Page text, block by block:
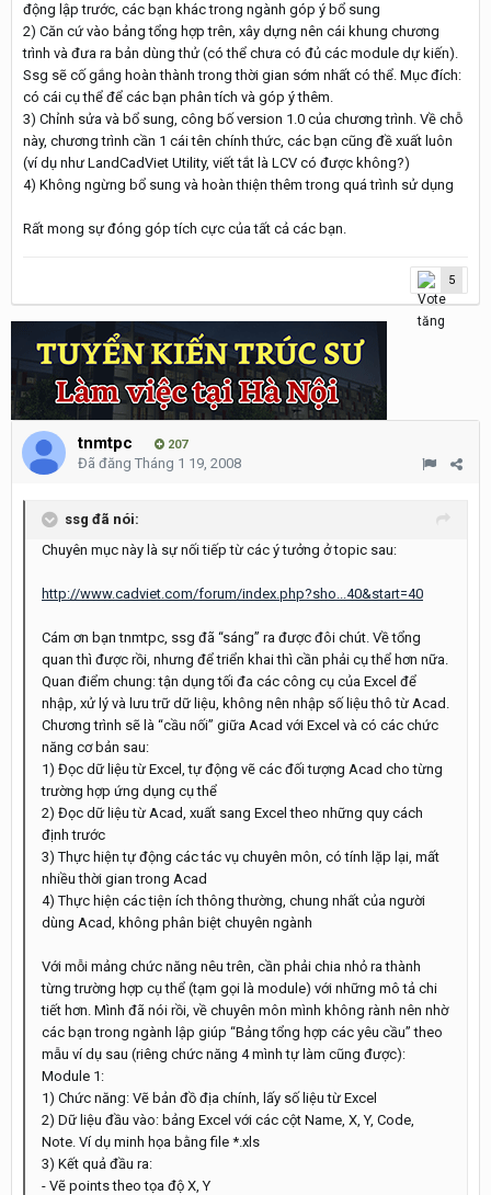
động lập trước, các bạn khác trong ngành góp ý bổ sung
2) Căn cứ vào bảng tổng hợp trên, xây dựng nên cái khung chương
trình và đưa ra bản dùng thử (có thể chưa có đủ các module dự kiến).
Ssg sẽ cố gắng hoàn thành trong thời gian sớm nhất có thể. Mục đích:
có cái cụ thể để các bạn phân tích và góp ý thêm.
3) Chỉnh sửa và bổ sung, công bố version 1.0 của chương trình. Về chỗ
này, chương trình cần 1 cái tên chính thức, các bạn cũng đề xuất luôn
(ví dụ như LandCadViet Utility, viết tắt là LCV có được không?)
4) Không ngừng bổ sung và hoàn thiện thêm trong quá trình sử dụng
Rất mong sự đóng góp tích cực của tất cả các bạn.
5
tnmtpc 207
Đã đăng Tháng 1 19, 2008
ssg đã nói:
Chuyên mục này là sự nối tiếp từ các ý tưởng ở topic sau:
http://www.cadviet.com/forum/index.php?sho...40&start=40
Cám ơn bạn tnmtpc, ssg đã “sáng” ra được đôi chút. Về tổng
quan thì được rồi, nhưng để triển khai thì cần phải cụ thể hơn nữa.
Quan điểm chung: tận dụng tối đa các công cụ của Excel để
nhập, xử lý và lưu trữ dữ liệu, không nên nhập số liệu thô từ Acad.
Chương trình sẽ là “cầu nối” giữa Acad với Excel và có các chức
năng cơ bản sau:
1) Đọc dữ liệu từ Excel, tự động vẽ các đối tượng Acad cho từng
trường hợp ứng dụng cụ thể
2) Đọc dữ liệu từ Acad, xuất sang Excel theo những quy cách
định trước
3) Thực hiện tự động các tác vụ chuyên môn, có tính lặp lại, mất
nhiều thời gian trong Acad
4) Thực hiện các tiện ích thông thường, chung nhất của người
dùng Acad, không phân biệt chuyên ngành
Với mỗi mảng chức năng nêu trên, cần phải chia nhỏ ra thành
từng trường hợp cụ thể (tạm gọi là module) với những mô tả chi
tiết hơn. Mình đã nói rồi, về chuyên môn mình không rành nên nhờ
các bạn trong ngành lập giúp “Bảng tổng hợp các yêu cầu” theo
mẫu ví dụ sau (riêng chức năng 4 mình tự làm cũng được):
Module 1:
1) Chức năng: Vẽ bản đồ địa chính, lấy số liệu từ Excel
2) Dữ liệu đầu vào: bảng Excel với các cột Name, X, Y, Code,
Note. Ví dụ minh họa bằng file *.xls
3) Kết quả đầu ra:
- Vẽ points theo tọa độ X, Y